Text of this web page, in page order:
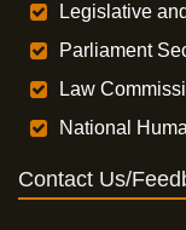
Legislative
Parliament
Law
National
Contact Us/